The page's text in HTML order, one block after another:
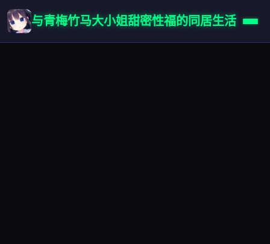
与青梅竹马大小姐甜密性福的同居生活